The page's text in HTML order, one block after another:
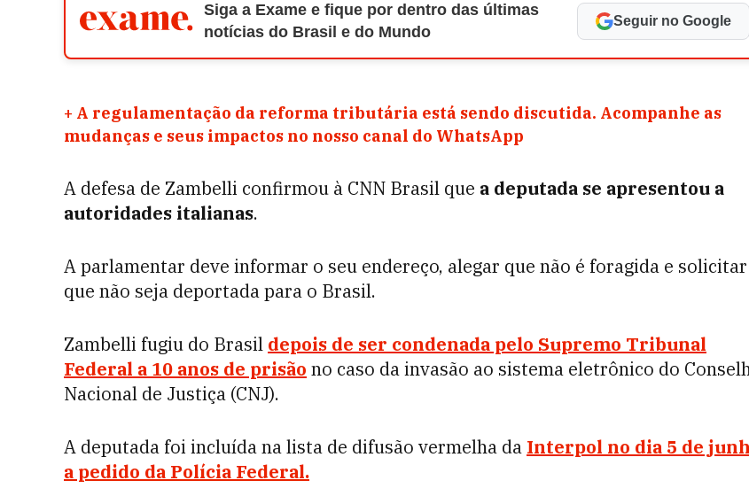
Siga a Exame e fique por dentro das últimas
notícias do Brasil e do Mundo
Seguir no Google
+ A regulamentação da reforma tributária está sendo discutida. Acompanhe as
mudanças e seus impactos no nosso canal do WhatsApp
A defesa de Zambelli confirmou à CNN Brasil que a deputada se apresentou a
autoridades italianas.
A parlamentar deve informar o seu endereço, alegar que não é foragida e solicitar
que não seja deportada para o Brasil.
Zambelli fugiu do Brasil depois de ser condenada pelo Supremo Tribunal
Federal a 10 anos de prisão no caso da invasão ao sistema eletrônico do
Nacional de Justiça (CNJ).
A deputada foi incluída na lista de difusão vermelha da Interpol no dia 5 de
a pedido da Polícia Federal.